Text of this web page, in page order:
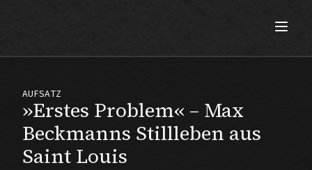
»Erstes Problem« – Max
Beckmanns Stillleben aus
Saint Louis
AUFSATZ